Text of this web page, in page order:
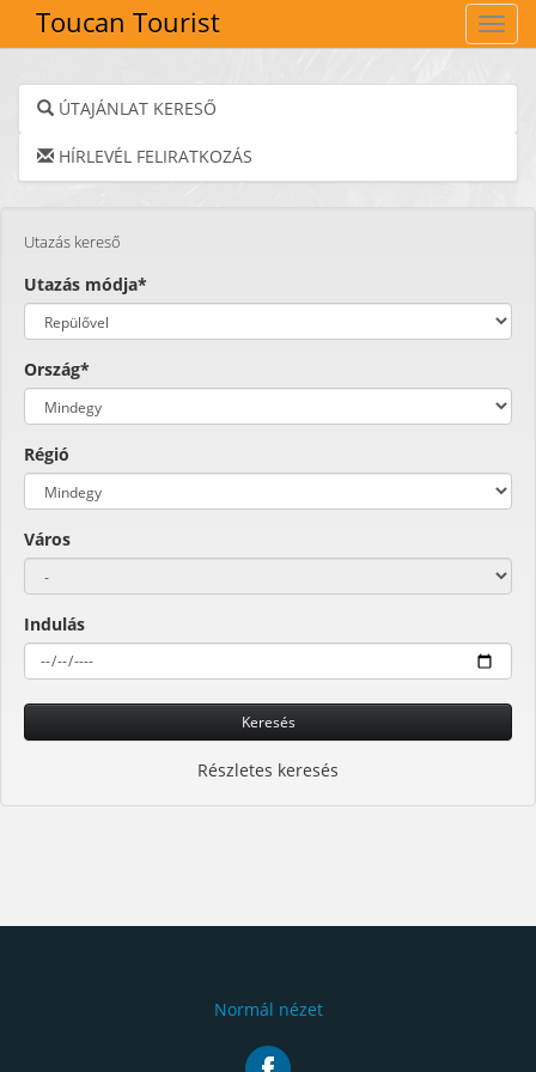
Toucan Tourist
ÚTAJÁNLAT KERESŐ
HÍRLEVÉL FELIRATKOZÁS
Utazás kereső
Utazás módja*
Ország*
Régió
Város
Indulás
Keresés
Részletes keresés
Normál nézet